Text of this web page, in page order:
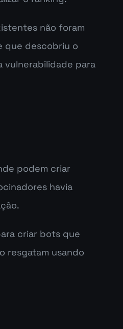
não foram
que descobriu o
vulnerabilidade para
podem criar
havia
criar bots que
resgatam usando